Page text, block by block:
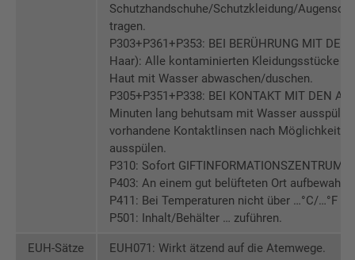
Schutzhandschuhe/Schutzkleidung/
tragen.
P303+P361+P353: BEI BERÜHRUNG MIT
Haar): Alle kontaminierten Kleidungsstücke
Haut mit Wasser abwaschen/duschen.
P305+P351+P338: BEI KONTAKT MIT DEN
Minuten lang behutsam mit Wasser
vorhandene Kontaktlinsen nach Möglichkeit
ausspülen.
P310: Sofort
P403: An einem gut belüfteten Ort
P411: Bei Temperaturen nicht über …°C/…°F
P501: Inhalt/Behälter … zuführen.
EUH-Sätze EUH071: Wirkt ätzend auf die Atemwege.